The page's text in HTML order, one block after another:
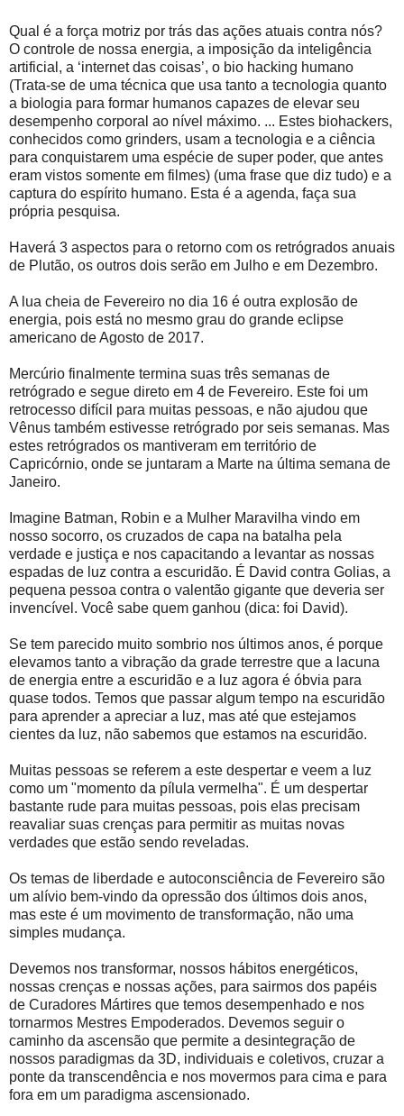
Qual é a força motriz por trás das ações atuais contra nós?
O controle de nossa energia, a imposição da inteligência
artificial, a ‘internet das coisas’, o bio hacking humano
(Trata-se de uma técnica que usa tanto a tecnologia quanto
a biologia para formar humanos capazes de elevar seu
desempenho corporal ao nível máximo. ... Estes biohackers,
conhecidos como grinders, usam a tecnologia e a ciência
para conquistarem uma espécie de super poder, que antes
eram vistos somente em filmes) (uma frase que diz tudo) e a
captura do espírito humano. Esta é a agenda, faça sua
própria pesquisa.
Haverá 3 aspectos para o retorno com os retrógrados anuais
de Plutão, os outros dois serão em Julho e em Dezembro.
A lua cheia de Fevereiro no dia 16 é outra explosão de
energia, pois está no mesmo grau do grande eclipse
americano de Agosto de 2017.
Mercúrio finalmente termina suas três semanas de
retrógrado e segue direto em 4 de Fevereiro. Este foi um
retrocesso difícil para muitas pessoas, e não ajudou que
Vênus também estivesse retrógrado por seis semanas. Mas
estes retrógrados os mantiveram em território de
Capricórnio, onde se juntaram a Marte na última semana de
Janeiro.
Imagine Batman, Robin e a Mulher Maravilha vindo em
nosso socorro, os cruzados de capa na batalha pela
verdade e justiça e nos capacitando a levantar as nossas
espadas de luz contra a escuridão. É David contra Golias, a
pequena pessoa contra o valentão gigante que deveria ser
invencível. Você sabe quem ganhou (dica: foi David).
Se tem parecido muito sombrio nos últimos anos, é porque
elevamos tanto a vibração da grade terrestre que a lacuna
de energia entre a escuridão e a luz agora é óbvia para
quase todos. Temos que passar algum tempo na escuridão
para aprender a apreciar a luz, mas até que estejamos
cientes da luz, não sabemos que estamos na escuridão.
Muitas pessoas se referem a este despertar e veem a luz
como um "momento da pílula vermelha". É um despertar
bastante rude para muitas pessoas, pois elas precisam
reavaliar suas crenças para permitir as muitas novas
verdades que estão sendo reveladas.
Os temas de liberdade e autoconsciência de Fevereiro são
um alívio bem-vindo da opressão dos últimos dois anos,
mas este é um movimento de transformação, não uma
simples mudança.
Devemos nos transformar, nossos hábitos energéticos,
nossas crenças e nossas ações, para sairmos dos papéis
de Curadores Mártires que temos desempenhado e nos
tornarmos Mestres Empoderados. Devemos seguir o
caminho da ascensão que permite a desintegração de
nossos paradigmas da 3D, individuais e coletivos, cruzar a
ponte da transcendência e nos movermos para cima e para
fora em um paradigma ascensionado.